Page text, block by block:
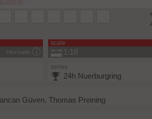
informatie
scale
1:18
series
24h Nuerburgring
Güven, Thomas Preining